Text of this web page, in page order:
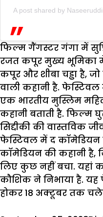
A post shared by
फिल्म गैंगस्टर गंगा में
रजत कपूर मुख्य भूमिका
कपूर और शीबा चड्ढा है,
वाली कहानी है.
एक भारतीय मुस्लिम
कहानी बताती है. फिल्म
सिद्दीकी की वास्तविक
फेस्टिवल में द
कॉमेडियन की कहानी है,
लिए कुछ नहीं बचा. यहां
कौशिक ने निभाया है.
होकर 18 अक्टूबर तक